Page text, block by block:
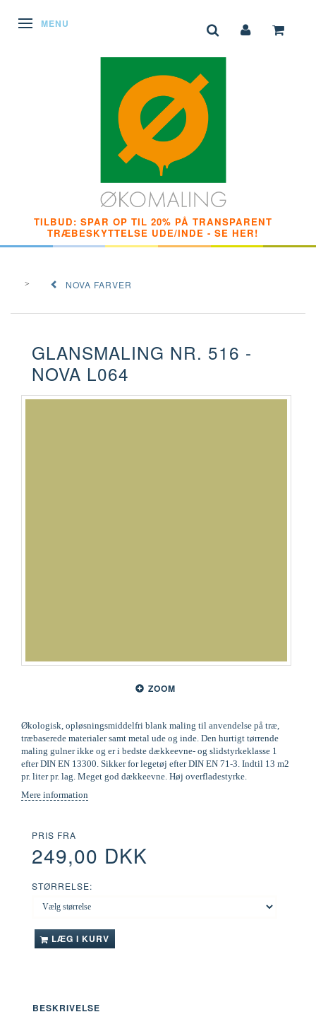
SKIFTE NAVIGATION
MENU
TILBUD: SPAR OP TIL 20% PÅ TRANSPARENT
TRÆBESKYTTELSE UDE/INDE - SE HER!
NOVA FARVER
GLANSMALING NR. 516 -
NOVA L064
ZOOM
Økologisk, opløsningsmiddelfri blank maling til anvendelse på træ,
træbaserede materialer samt metal ude og inde. Den hurtigt tørrende
maling gulner ikke og er i bedste dækkeevne- og slidstyrkeklasse 1
efter DIN EN 13300. Sikker for legetøj efter DIN EN 71-3. Indtil 13 m2
pr. liter pr. lag. Meget god dækkeevne. Høj overfladestyrke.
Mere information
PRIS FRA
249,00 DKK
STØRRELSE:
LÆG I KURV
BESKRIVELSE